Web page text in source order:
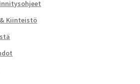
Kiinteistö